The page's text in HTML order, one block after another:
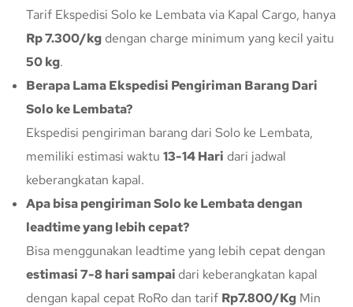
Tarif Ekspedisi Solo ke Lembata via Kapal Cargo, hanya
Rp 7.300/kg dengan charge minimum yang kecil yaitu
50 kg.
Berapa Lama Ekspedisi Pengiriman Barang Dari
Solo ke Lembata?
Ekspedisi pengiriman barang dari Solo ke Lembata,
memiliki estimasi waktu 13-14 Hari dari jadwal
keberangkatan kapal.
Apa bisa pengiriman Solo ke Lembata dengan
leadtime yang lebih cepat?
Bisa menggunakan leadtime yang lebih cepat dengan
estimasi 7-8 hari sampai dari keberangkatan kapal
dengan kapal cepat RoRo dan tarif Rp7.800/Kg Min